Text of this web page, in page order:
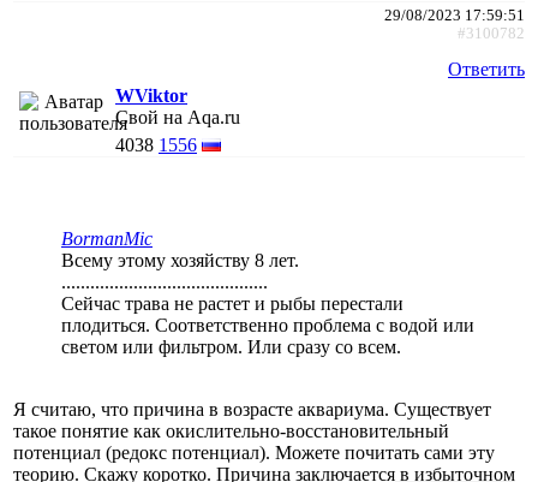
29/08/2023 17:59:51
#3100782
Ответить
WViktor
Свой на Aqa.ru
4038 1556
BormanMic
Всему этому хозяйству 8 лет.
...........................................
Сейчас трава не растет и рыбы перестали
плодиться. Соответственно проблема с водой или
светом или фильтром. Или сразу со всем.
Я считаю, что причина в возрасте аквариума. Существует
такое понятие как окислительно-восстановительный
потенциал (редокс потенциал). Можете почитать сами эту
теорию. Скажу коротко. Причина заключается в избыточном